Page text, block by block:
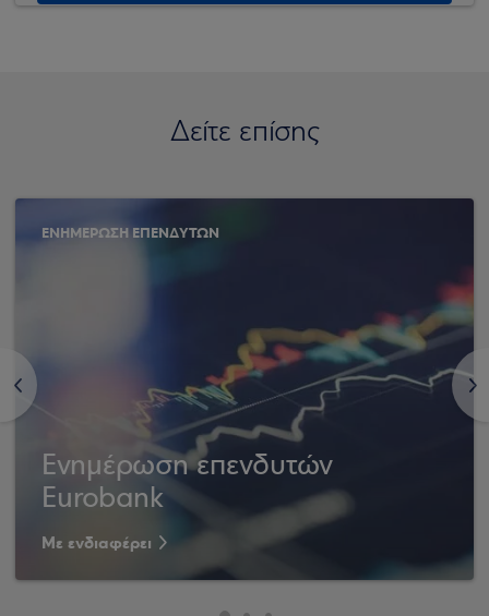
Δείτε επίσης
<
ΕΝΗΜΕΡΩΣΗ ΕΠΕΝΔΥΤΩΝ
Ενημέρωση επενδυτών
Eurobank
Με ενδιαφέρει
>